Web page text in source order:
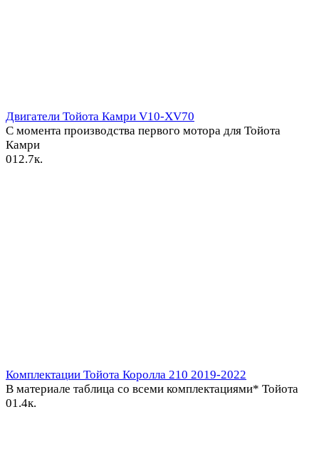
Двигатели Тойота Камри V10-XV70
С момента производства первого мотора для Тойота
Камри
012.7к.
Комплектации Тойота Королла 210 2019-2022
В материале таблица со всеми комплектациями* Тойота
01.4к.